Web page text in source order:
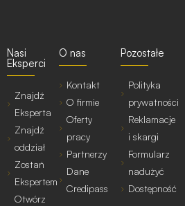
Nasi
Eksperci
Znajdź
Eksperta
Znajdź
oddział
Zostań
Ekspertem
Otwórz
O nas
Kontakt
O firmie
Oferty
pracy
Partnerzy
Dane
Credipass
Pozostałe
Polityka
prywatności
Reklamacje
i skargi
Formularz
nadużyć
Dostępność